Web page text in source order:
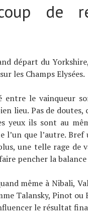
de
départ du
les Champs Elysées.
entre le vainqueur
lieu. Pas de
yeux ils sont au
l’un que l’autre.
une telle rage de
pencher la balance
même à Nibali,
Talansky, Pinot
le résultat